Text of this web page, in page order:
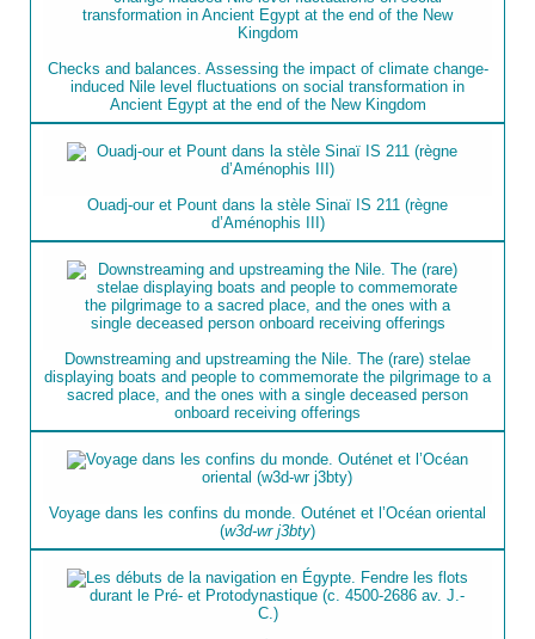
Checks and balances. Assessing the impact of climate change-
induced Nile level fluctuations on social transformation in
Ancient Egypt at the end of the New Kingdom
Ouadj-our et Pount dans la stèle Sinaï IS 211 (règne
d’Aménophis III)
Downstreaming and upstreaming the Nile. The (rare) stelae
displaying boats and people to commemorate the pilgrimage to a
sacred place, and the ones with a single deceased person
onboard receiving offerings
Voyage dans les confins du monde. Outénet et l’Océan oriental
(w3d-wr j3bty)